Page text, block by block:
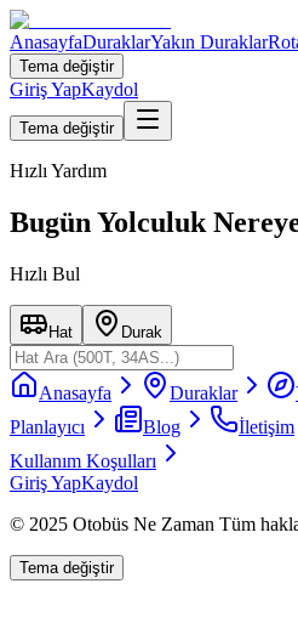
AnasayfaDuraklarYakın Duraklar
Tema değiştir
Giriş YapKaydol
Tema değiştir
Hızlı Yardım
Bugün Yolculuk
Hızlı Bul
Hat Durak
Anasayfa Duraklar
Planlayıcı
Blog İletişim
Kullanım Koşulları
Giriş YapKaydol
© 2025 Otobüs Ne Zaman Tüm
Tema değiştir